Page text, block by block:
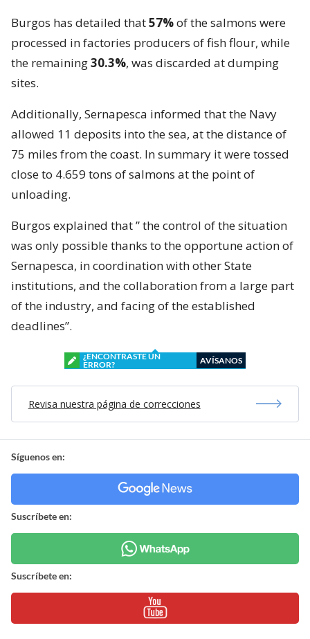
Burgos has detailed that57%of the salmons were
processed in factories producers of fish flour, while
the remaining30.3%, was discarded at dumping
sites.
Additionally, Sernapesca informed that the Navy
allowed 11 deposits into the sea, at the distance of
75 miles from the coast. In summary it were tossed
close to 4.659 tons of salmons at the point of
unloading.
Burgos explained that ” the control of the situation
was only possible thanks to the opportune action of
Sernapesca, in coordination with other State
institutions, and the collaboration from a large part
of the industry, and facing of the established
deadlines”.
¿ENCONTRASTE UN
ERROR?
AVÍSANOS
Revisa nuestra página de correcciones
Síguenos en:
Suscríbete en:
Suscríbete en: